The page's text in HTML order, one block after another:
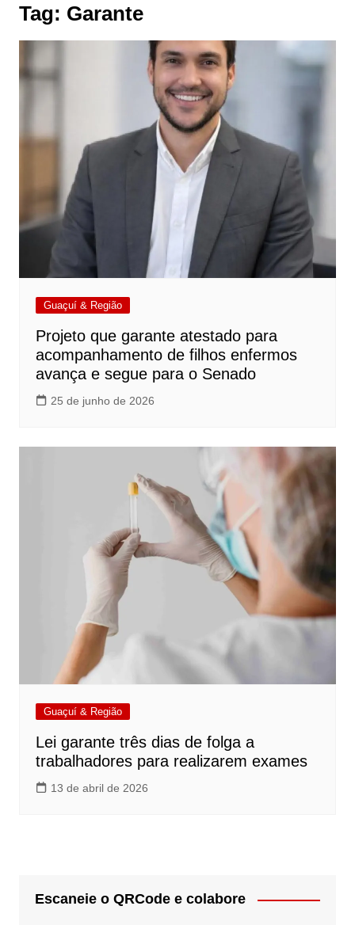
Tag: Garante
Guaçuí & Região
Projeto que garante atestado para
acompanhamento de filhos enfermos
avança e segue para o Senado
25 de junho de 2026
Guaçuí & Região
Lei garante três dias de folga a
trabalhadores para realizarem exames
13 de abril de 2026
Escaneie o QRCode e colabore